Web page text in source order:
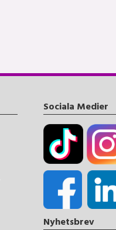
Sociala Medier
Nyhetsbrev